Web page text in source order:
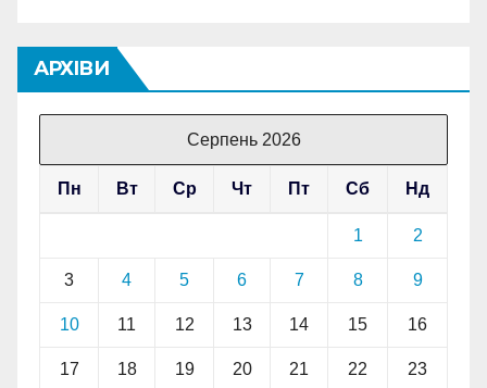
АРХІВИ
Серпень 2026
Пн Вт Ср Чт Пт Сб Нд
1 2
3 4 5 6 7 8 9
10 11 12 13 14 15 16
17 18 19 20 21 22 23